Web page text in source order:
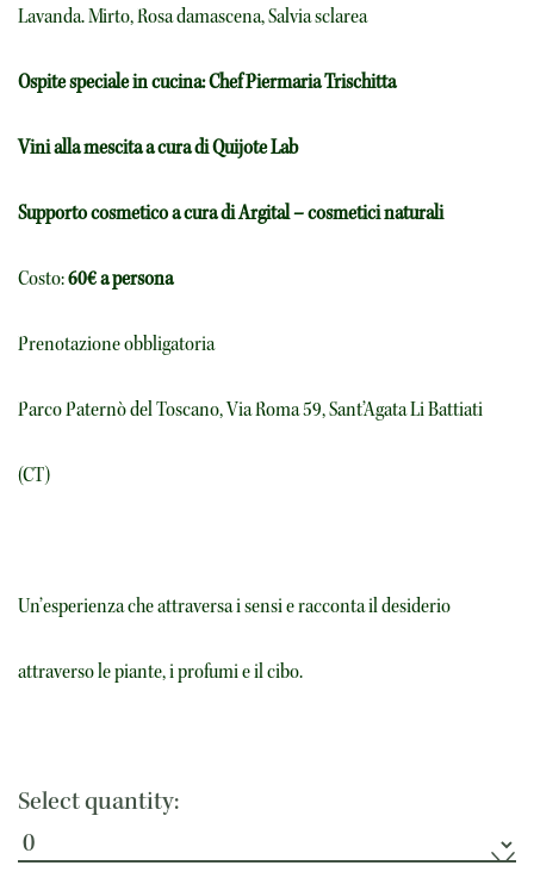
Lavanda. Mirto, Rosa damascena, Salvia sclarea
Ospite speciale in cucina: Chef Piermaria Trischitta
Vini alla mescita a cura di Quijote Lab
Supporto cosmetico a cura di Argital – cosmetici naturali
Costo:60€ a persona
Prenotazione obbligatoria
Parco Paternò del Toscano, Via Roma 59, Sant’Agata Li Battiati
(CT)
Un’esperienza che attraversa i sensi e racconta il desiderio
attraverso le piante, i profumi e il cibo.
Select quantity: